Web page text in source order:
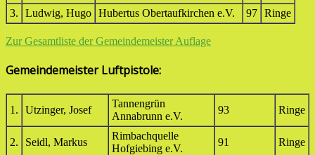
3.
Ludwig, Hugo Hubertus Obertaufkirchen e.V. 97 Ringe
Zur Gesamtliste der Gemeindemeister Auflage
Gemeindemeister Luftpistole:
1. Utzinger, Josef
Tannengrün
Annabrunn e.V.
93 Ringe
2. Seidl, Markus
Rimbachquelle
Hofgiebing e.V.
91 Ringe